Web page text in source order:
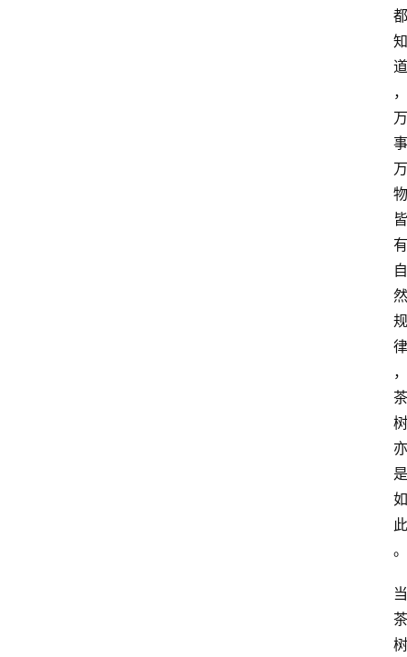
都
知
道
，
万
事
万
物
皆
有
自
然
规
律
，
茶
树
亦
是
如
此
。
当
茶
树